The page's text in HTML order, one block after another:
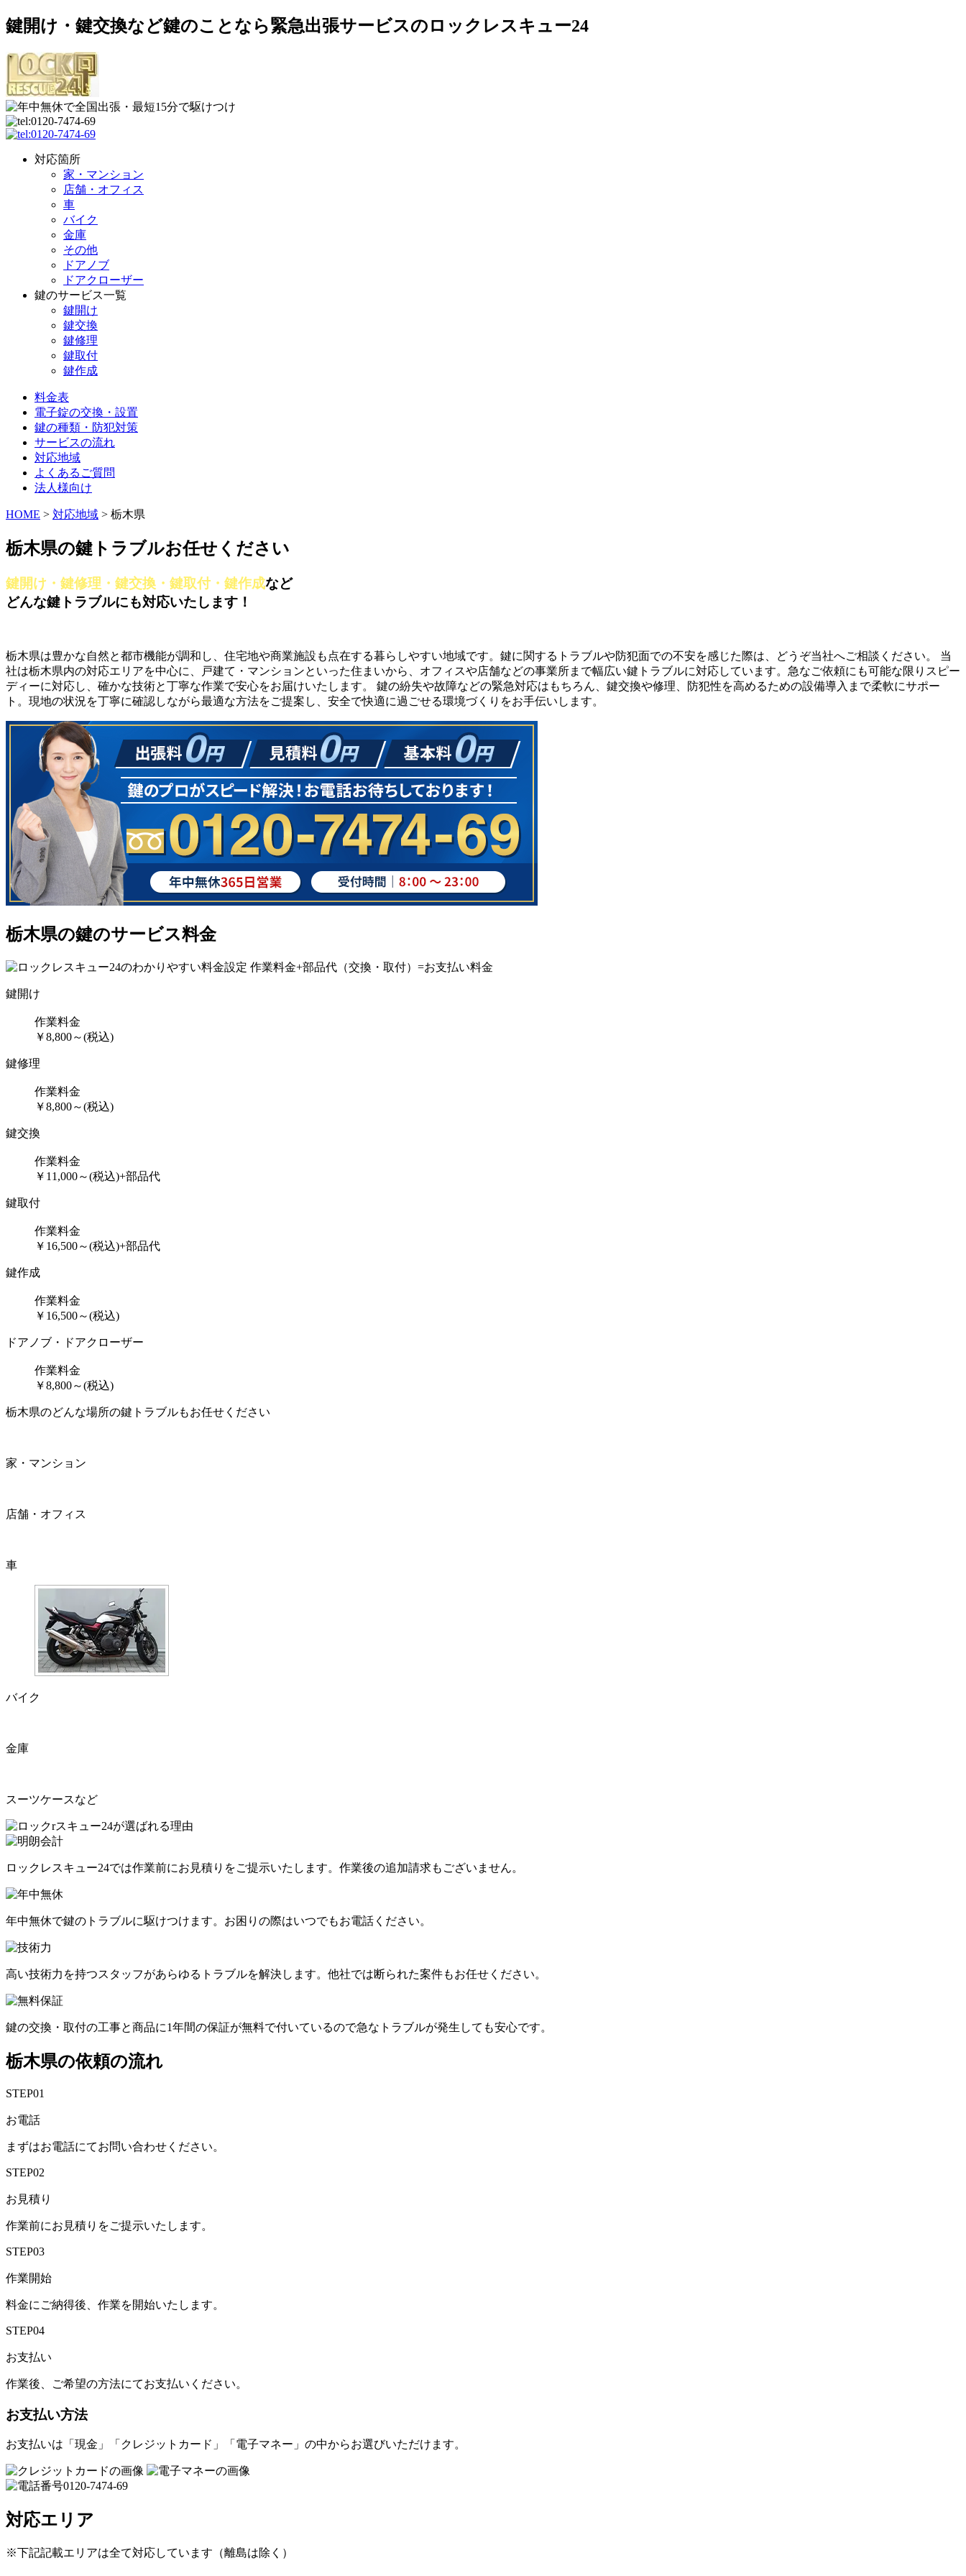
鍵開け・鍵交換など鍵のことなら緊急出張サービスのロックレスキュー24
対応箇所
家・マンション
店舗・オフィス
車
バイク
金庫
その他
ドアノブ
ドアクローザー
鍵のサービス一覧
鍵開け
鍵交換
鍵修理
鍵取付
鍵作成
料金表
電子錠の交換・設置
鍵の種類・防犯対策
サービスの流れ
対応地域
よくあるご質問
法人様向け
HOME > 対応地域 > 栃木県
栃木県の鍵トラブルお任せください
鍵開け・鍵修理・鍵交換・鍵取付・鍵作成など
どんな鍵トラブルにも対応いたします！
栃木県は豊かな自然と都市機能が調和し、住宅地や商業施設も点在する暮らしやすい地域です。鍵に関するトラブルや防犯面での不安を感じた際は、どうぞ当社へご相談ください。 当
社は栃木県内の対応エリアを中心に、戸建て・マンションといった住まいから、オフィスや店舗などの事業所まで幅広い鍵トラブルに対応しています。急なご依頼にも可能な限りスピー
ディーに対応し、確かな技術と丁寧な作業で安心をお届けいたします。 鍵の紛失や故障などの緊急対応はもちろん、鍵交換や修理、防犯性を高めるための設備導入まで柔軟にサポー
ト。現地の状況を丁寧に確認しながら最適な方法をご提案し、安全で快適に過ごせる環境づくりをお手伝いします。
栃木県の鍵のサービス料金
鍵開け
作業料金
￥8,800～(税込)
鍵修理
作業料金
￥8,800～(税込)
鍵交換
作業料金
￥ 11,000～(税込)+部品代
鍵取付
作業料金
￥ 16,500～(税込)+部品代
鍵作成
作業料金
￥ 16,500～(税込)
ドアノブ・ドアクローザー
作業料金
￥8,800～(税込)
栃木県のどんな場所の鍵トラブルもお任せください
家・マンション
店舗・オフィス
車
バイク
金庫
スーツケースなど
ロックレスキュー24では作業前にお見積りをご提示いたします。作業後の追加請求もございません。
年中無休で鍵のトラブルに駆けつけます。お困りの際はいつでもお電話ください。
高い技術力を持つスタッフがあらゆるトラブルを解決します。他社では断られた案件もお任せください。
鍵の交換・取付の工事と商品に1年間の保証が無料で付いているので急なトラブルが発生しても安心です。
栃木県の依頼の流れ
STEP01
お電話
まずはお電話にてお問い合わせください。
STEP02
お見積り
作業前にお見積りをご提示いたします。
STEP03
作業開始
料金にご納得後、作業を開始いたします。
STEP04
お支払い
作業後、ご希望の方法にてお支払いください。
お支払い方法
お支払いは「現金」「クレジットカード」「電子マネー」の中からお選びいただけます。
対応エリア
※下記記載エリアは全て対応しています（離島は除く）